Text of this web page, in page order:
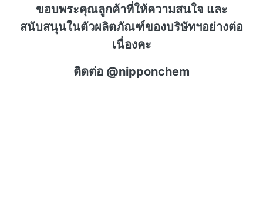
ขอบพระคุณลูกค้าที่ให้ความสนใจ และ
สนับสนุนในตัวผลิตภัณฑ์ของบริษัทฯอย่างต่อ
เนื่องคะ
ติดต่อ @nipponchem